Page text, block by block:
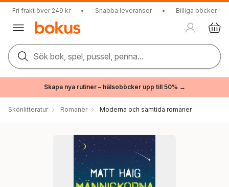
Fri frakt över 249 kr • Snabba leveranser • Billiga böcker
Sök bok, spel, pussel, penna...
Skapa nya rutiner – hälsoböcker upp till 50% →
Skönlitteratur Romaner Moderna och samtida romaner